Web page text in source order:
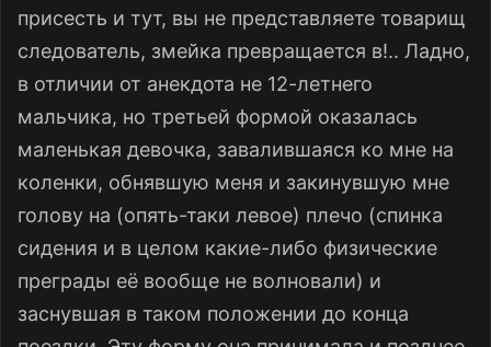
присесть и тут, вы не представляете товарищ
следователь, змейка превращается в!.. Ладно,
в отличии от анекдота не 12-летнего
мальчика, но третьей формой оказалась
маленькая девочка, завалившаяся ко мне на
коленки, обнявшую меня и закинувшую мне
голову на (опять-таки левое) плечо (спинка
сидения и в целом какие-либо физические
преграды её вообще не волновали) и
заснувшая в таком положении до конца